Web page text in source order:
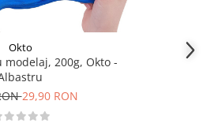
Okto
200g, Okto -
29,90 RON
Puzzle